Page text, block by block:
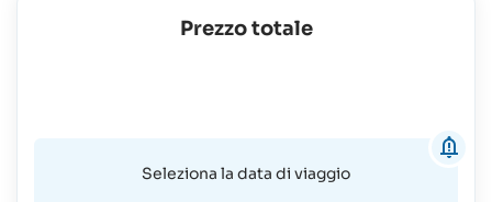
Prezzo totale
Seleziona la data di viaggio